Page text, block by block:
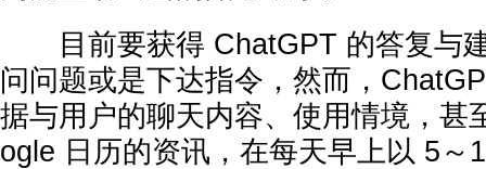
目前要获得 ChatGPT 的答复与
问问题或是下达指令，然而，
据与用户的聊天内容、使用情境，甚
ogle 日历的资讯，在每天早上以 5～